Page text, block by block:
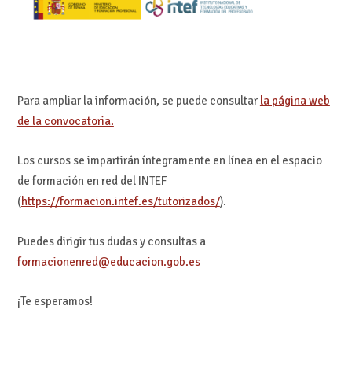
Para ampliar la información, se puede consultar la página web
de la convocatoria.
Los cursos se impartirán íntegramente en línea en el espacio
de formación en red del INTEF
(https://formacion.intef.es/tutorizados/).
Puedes dirigir tus dudas y consultas a
formacionenred@educacion.gob.es
¡Te esperamos!